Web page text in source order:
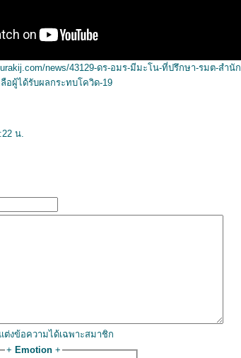
news/43129-ดร-อมร-มีมะโน-ที่ปรึกษา-รมต-สำ
อผู้ได้รับผลกระทบโควิด-19
น.
ต่งข้อความได้เฉพาะสมาชิก
+ Emotion+